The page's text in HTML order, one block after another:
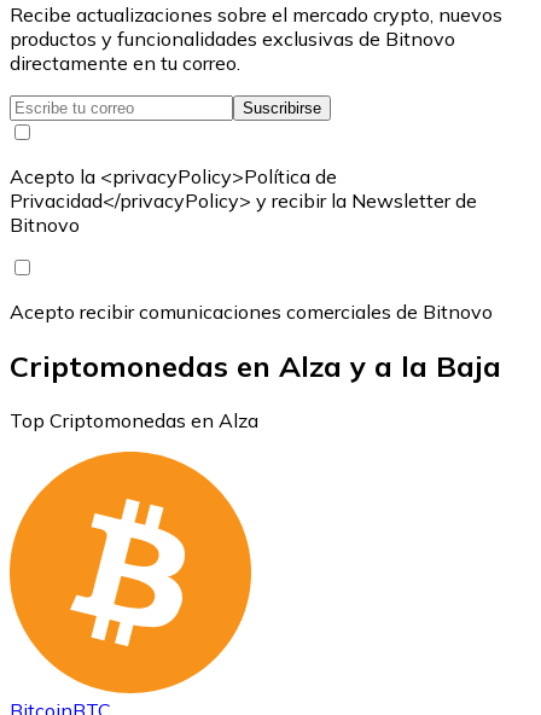
Recibe actualizaciones sobre el mercado crypto, nuevos
productos y funcionalidades exclusivas de Bitnovo
directamente en tu correo.
Suscribirse
Acepto la <privacyPolicy>Política de
Privacidad</privacyPolicy> y recibir la Newsletter de
Bitnovo
Acepto recibir comunicaciones comerciales de Bitnovo
Criptomonedas en Alza y a la Baja
Top Criptomonedas en Alza
BitcoinBTC